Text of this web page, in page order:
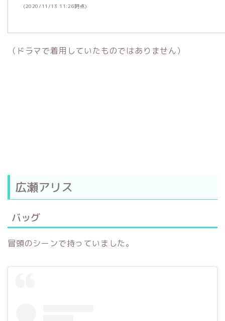
(2020/11/13 11:26時点)
（ドラマで着用していたものではありません）
広瀬アリス
バッグ
冒頭のシーンで持っていました。